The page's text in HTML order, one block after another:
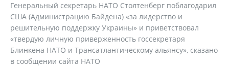
Генеральный секретарь НАТО Столтенберг поблагодарил
США (Администрацию Байдена) «за лидерство и
решительную поддержку Украины» и приветствовал
«твердую личную приверженность госсекретаря
Блинкена НАТО и Трансатлантическому альянсу», сказано
в сообщении сайта НАТО